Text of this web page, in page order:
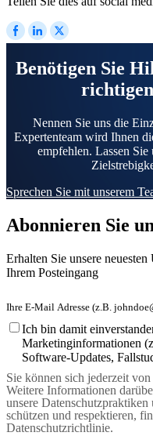
Lab Scan
Dental 3D-Drucker
AccuFab
AccuFab
Neuer 3D-
e-Motion
MetiSmile
Benötigen Sie
Nennen Sie uns die
Expertenteam wird Ihnen
empfehlen. Lassen
Sprechen Sie mit unserem
Abonnieren Sie
Erhalten Sie unsere
Ihrem Posteingang
Ich bin damit
Marketinginformationen
Software-Updates,
Sie können sich jederzeit
Weitere Informationen
unsere
schützen und respektieren,
Datenschutzrichtlinie.